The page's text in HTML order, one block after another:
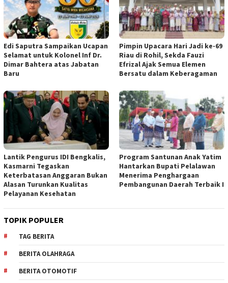
Edi Saputra Sampaikan Ucapan
Selamat untuk Kolonel Inf Dr.
Dimar Bahtera atas Jabatan
Baru
Pimpin Upacara Hari Jadi ke-69
Riau di Rohil, Sekda Fauzi
Efrizal Ajak Semua Elemen
Bersatu dalam Keberagaman
Lantik Pengurus IDI Bengkalis,
Kasmarni Tegaskan
Keterbatasan Anggaran Bukan
Alasan Turunkan Kualitas
Pelayanan Kesehatan
Program Santunan Anak Yatim
Hantarkan Bupati Pelalawan
Menerima Penghargaan
Pembangunan Daerah Terbaik I
TOPIK POPULER
TAG BERITA
BERITA OLAHRAGA
BERITA OTOMOTIF